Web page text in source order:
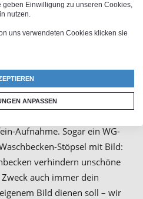
Handtuch
auch eine Beauty Queen
Motiven
Morgenmuffel hilft ein
Aufwachen – Sei es der
Aufnahme. Sogar ein WG-
Stöpsel mit Bild:
verhindern unschöne
auch immer dein
Bild dienen soll – wir
Einwilligung zu unseren Cookies,
nutzen.
uns verwendeten Cookies klicken sie
ANPASSEN